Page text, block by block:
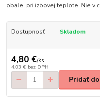
obale, pri izbovej teplote. Nie v
Dostupnosť Skladom
4,80 €/ks
4,03 € bez DPH
Pridať